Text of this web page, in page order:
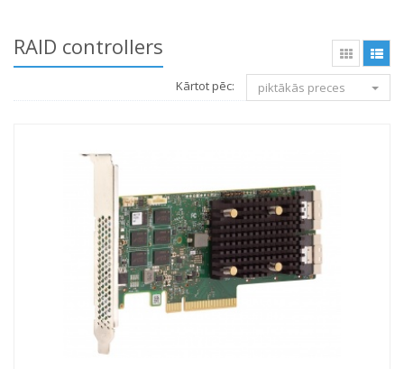
RAID controllers
Kārtot pēc: piktākās preces